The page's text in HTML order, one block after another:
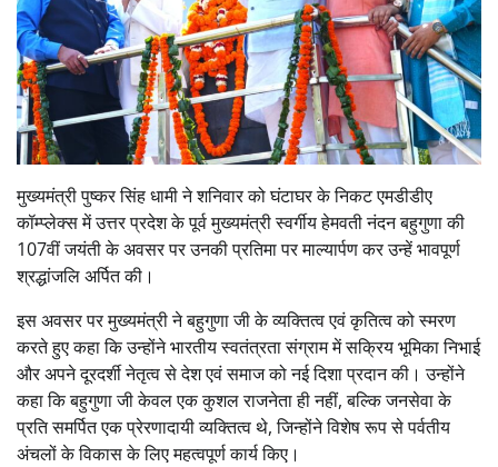
मुख्यमंत्री पुष्कर सिंह धामी ने शनिवार को घंटाघर के निकट एमडीडीए
कॉम्प्लेक्स में उत्तर प्रदेश के पूर्व मुख्यमंत्री स्वर्गीय हेमवती नंदन बहुगुणा की
107वीं जयंती के अवसर पर उनकी प्रतिमा पर माल्यार्पण कर उन्हें भावपूर्ण
श्रद्धांजलि अर्पित की।
इस अवसर पर मुख्यमंत्री ने बहुगुणा जी के व्यक्तित्व एवं कृतित्व को स्मरण
करते हुए कहा कि उन्होंने भारतीय स्वतंत्रता संग्राम में सक्रिय भूमिका निभाई
और अपने दूरदर्शी नेतृत्व से देश एवं समाज को नई दिशा प्रदान की। उन्होंने
कहा कि बहुगुणा जी केवल एक कुशल राजनेता ही नहीं, बल्कि जनसेवा के
प्रति समर्पित एक प्रेरणादायी व्यक्तित्व थे, जिन्होंने विशेष रूप से पर्वतीय
अंचलों के विकास के लिए महत्वपूर्ण कार्य किए।